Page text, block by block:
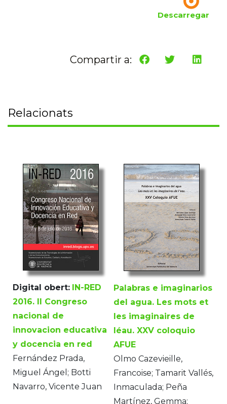
Descarregar
Compartir a:
Relacionats
Digital obert: IN-RED
2016. II Congreso
nacional de
innovacion educativa
y docencia en red
Fernández Prada,
Miguel Ángel; Botti
Navarro, Vicente Juan
Palabras e imaginarios
del agua. Les mots et
les imaginaires de
léau. XXV coloquio
AFUE
Olmo Cazevieille,
Francoise; Tamarit Vallés,
Inmaculada; Peña
Martínez, Gemma;